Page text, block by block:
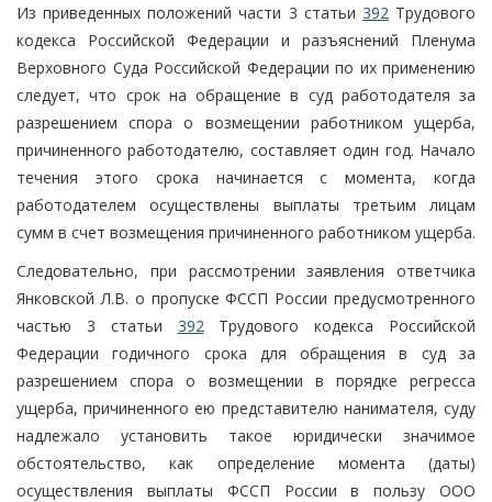
Из приведенных положений части 3 статьи 392 Трудового
кодекса Российской Федерации и разъяснений Пленума
Верховного Суда Российской Федерации по их применению
следует, что срок на обращение в суд работодателя за
разрешением спора о возмещении работником ущерба,
причиненного работодателю, составляет один год. Начало
течения этого срока начинается с момента, когда
работодателем осуществлены выплаты третьим лицам
сумм в счет возмещения причиненного работником ущерба.
Следовательно, при рассмотрении заявления ответчика
Янковской Л.В. о пропуске ФССП России предусмотренного
частью 3 статьи 392 Трудового кодекса Российской
Федерации годичного срока для обращения в суд за
разрешением спора о возмещении в порядке регресса
ущерба, причиненного ею представителю нанимателя, суду
надлежало установить такое юридически значимое
обстоятельство, как определение момента (даты)
осуществления выплаты ФССП России в пользу ООО